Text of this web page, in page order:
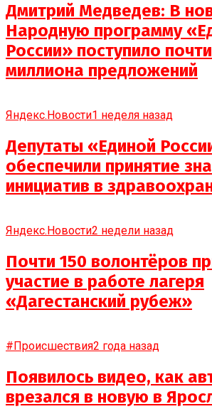
Дмитрий Медведев: В
Народную программу
России» поступило
миллиона предложений
Яндекс.Новости1 неделя назад
Депутаты «Единой
обеспечили принятие
инициатив в
Яндекс.Новости2 недели назад
Почти 150 волонтёров
участие в работе лагеря
«Дагестанский рубеж»
#Происшествия2 года назад
Появилось видео, как
врезался в новую в